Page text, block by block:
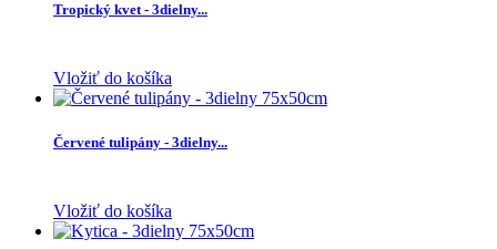
Tropický kvet - 3dielny...
Vložiť do košíka
Červené tulipány - 3dielny...
Vložiť do košíka